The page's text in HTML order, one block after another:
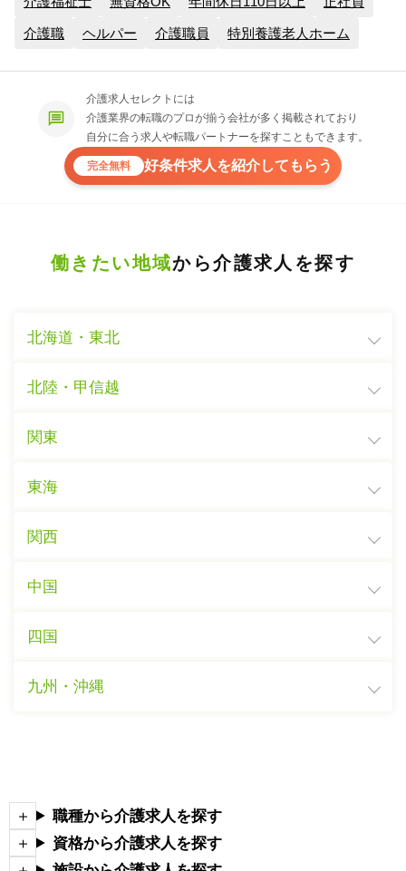
介護職 ヘルパー 介護職員 特別養護老人ホーム
介護求人セレクトには
介護業界の転職のプロが揃う会社が多く掲載されており
自分に合う求人や転職パートナーを探すこともできます。
完全無料 好条件求人を紹介してもらう
働きたい地域から介護求人を探す
北海道・東北
北陸・甲信越
関東
東海
関西
中国
四国
九州・沖縄
職種から介護求人を探す
資格から介護求人を探す